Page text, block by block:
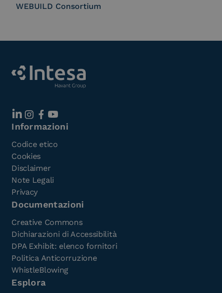
WEBUILD Consortium
Informazioni
Codice etico
Cookies
Disclaimer
Note Legali
Privacy
Documentazioni
Creative Commons
Dichiarazioni di Accessibilità
DPA Exhibit: elenco fornitori
Politica Anticorruzione
WhistleBlowing
Esplora